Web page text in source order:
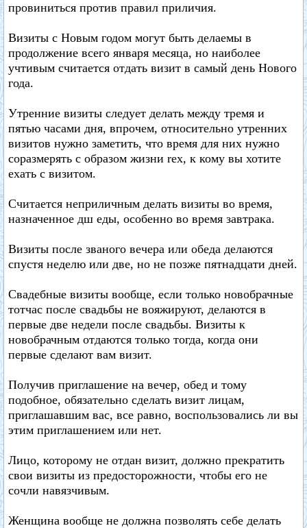
провиниться против правил приличия.
Визиты с Новым годом могут быть делаемы в
продолжение всего января месяца, но наиболее
учтивым считается отдать визит в самый день Нового
года.
Утренние визиты следует делать между тремя и
пятью часами дня, впрочем, относительно утренних
визитов нужно заметить, что время для них нужно
соразмерять с образом жизни rex, к кому вы хотите
ехать с визитом.
Считается неприличным делать визиты во время,
назначенное дш еды, особенно во время завтрака.
Визиты после званого вечера или обеда делаются
спустя неделю или две, но не позже пятнадцати дней.
Свадебные визиты вообще, если только новобрачные
тотчас после свадьбы не вояжируют, делаются в
первые две недели после свадьбы. Визиты к
новобрачным отдаются только тогда, когда они
первые сделают вам визит.
Получив приглашение на вечер, обед и тому
подобное, обязательно сделать визит лицам,
приглашавшим вас, все равно, воспользовались ли вы
этим приглашением или нет.
Лицо, которому не отдан визит, должно прекратить
свои визиты из предосторожности, чтобы его не
сочли навязчивым.
Женщина вообще не должна позволять себе делать